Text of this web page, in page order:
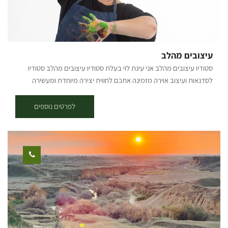
מאוד תמיד להזמין ולשריין מקום מראש. רכישת מוצרים (יינות, גבינות,
ממרחים ועוד) וסלי פיקניק בהרכבה עצמית - אפשרית בכל ימות השבוע –
בתיאום הגעה מראש.| בשישי-שבת אפשרי להגיע למטרה זו ללא תיאום
צפון הנגב.
עיצובים מהלב
סטודיו עיצובים מהלב אני עינת לוי בעלת סטודיו עיצובים מהלב סטודיו
לסדנאות ועיצוב אוירה מזמינה אתכם לחווית יצירה מיוחדת ומעשירה
חומרים שונים ומגוונים מקרמה, פסיפס, רקמה, ציור מנדלות, הדפס על עץ,
עיצוב בנייר הסדנאות נבנות בהתאמה אישית לאחר שיח ותיאום מראש. אני
מאמינה שבכח היצירה האומנותית לאפשר לכל אחד מפגש אותנטי עם
האני העצמי שלו הסדנאות מיועדות לזוגות או לחבורה בסטודיו או מחוצה לו
(תלוי מזג אויר/ הנחיות קורונה ): *סדנאות זוגיות - מגבשות ומקרבות.
בסדנה מתרחשת פגישה זוגית בעולם שהוא מעבר למוכר לנו. מתאים מאוד
כמתנה זוגית *סדנאות משפחתיות/ חבורות - גיבוש וחוויה אותה תוכלו
לנצור לאורך שנים *סדנאות העצמה עבור קבוצות - בהן ניתן לשלב
דינמיקה קבוצתית (עד 10 אנשים בסטודיו עד 20 איש בחצר) -בכל סדנה
מוגש כיבוד קל -ניתן להזמין מראש סל פינוקים אוגוסט יוצא מהמסגרת
לפרטים נוספים